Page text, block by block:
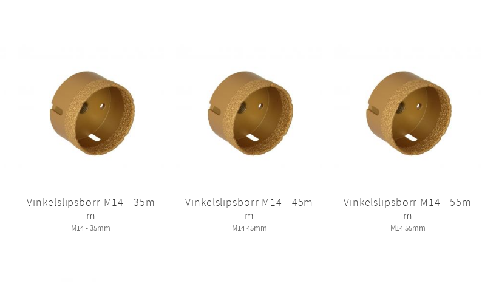
Vinkelslipsborr M14 - 35m
m
M14 - 35mm
Vinkelslipsborr M14 - 45m
m
M14 45mm
Vinkelslipsborr M14 - 55m
m
M14 55mm